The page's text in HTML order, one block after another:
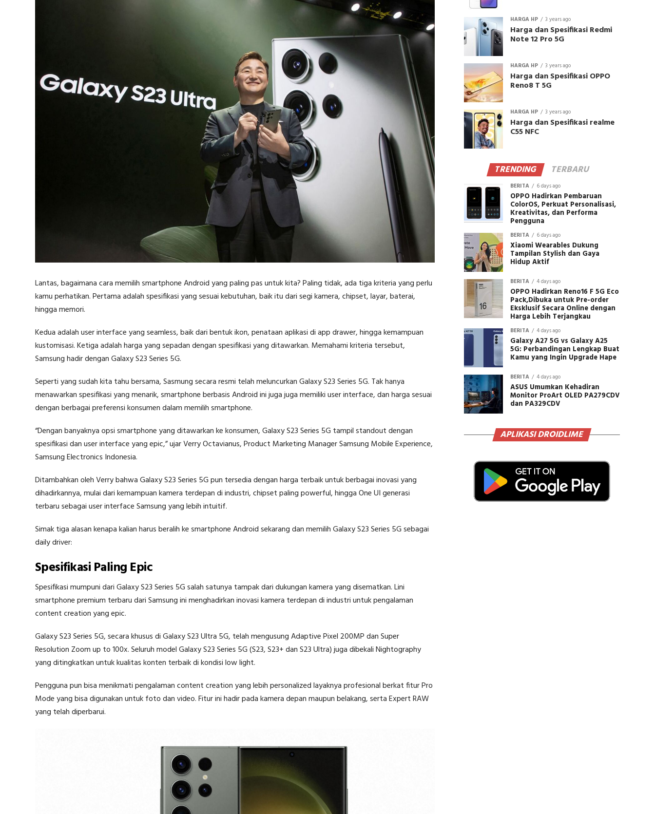
Lantas, bagaimana cara memilih smartphone Android yang paling pas untuk kita? Paling tidak, ada tiga kriteria yang perlu
kamu perhatikan. Pertama adalah spesifikasi yang sesuai kebutuhan, baik itu dari segi kamera, chipset, layar, baterai,
hingga memori.
Kedua adalah user interface yang seamless, baik dari bentuk ikon, penataan aplikasi di app drawer, hingga kemampuan
kustomisasi. Ketiga adalah harga yang sepadan dengan spesifikasi yang ditawarkan. Memahami kriteria tersebut,
Samsung hadir dengan Galaxy S23 Series 5G.
Seperti yang sudah kita tahu bersama, Sasmung secara resmi telah meluncurkan Galaxy S23 Series 5G. Tak hanya
menawarkan spesifikasi yang menarik, smartphone berbasis Android ini juga juga memiliki user interface, dan harga sesuai
dengan berbagai preferensi konsumen dalam memilih smartphone.
“Dengan banyaknya opsi smartphone yang ditawarkan ke konsumen, Galaxy S23 Series 5G tampil standout dengan
spesifikasi dan user interface yang epic,” ujar Verry Octavianus, Product Marketing Manager Samsung Mobile Experience,
Samsung Electronics Indonesia.
Ditambahkan oleh Verry bahwa Galaxy S23 Series 5G pun tersedia dengan harga terbaik untuk berbagai inovasi yang
dihadirkannya, mulai dari kemampuan kamera terdepan di industri, chipset paling powerful, hingga One UI generasi
terbaru sebagai user interface Samsung yang lebih intuitif.
Simak tiga alasan kenapa kalian harus beralih ke smartphone Android sekarang dan memilih Galaxy S23 Series 5G sebagai
daily driver:
Spesifikasi Paling Epic
Spesifikasi mumpuni dari Galaxy S23 Series 5G salah satunya tampak dari dukungan kamera yang disematkan. Lini
smartphone premium terbaru dari Samsung ini menghadirkan inovasi kamera terdepan di industri untuk pengalaman
content creation yang epic.
Galaxy S23 Series 5G, secara khusus di Galaxy S23 Ultra 5G, telah mengusung Adaptive Pixel 200MP dan Super
Resolution Zoom up to 100x. Seluruh model Galaxy S23 Series 5G (S23, S23+ dan S23 Ultra) juga dibekali Nightography
yang ditingkatkan untuk kualitas konten terbaik di kondisi low light.
Pengguna pun bisa menikmati pengalaman content creation yang lebih personalized layaknya profesional berkat fitur Pro
Mode yang bisa digunakan untuk foto dan video. Fitur ini hadir pada kamera depan maupun belakang, serta Expert RAW
yang telah diperbarui.
HARGA HP 3 years ago
Harga dan Spesifikasi Redmi
Note 12 Pro 5G
HARGA HP 3 years ago
Harga dan Spesifikasi OPPO
Reno8 T 5G
HARGA HP 3 years ago
Harga dan Spesifikasi realme
C55 NFC
TRENDING TERBARU
BERITA 6 days ago
OPPO Hadirkan Pembaruan
ColorOS, Perkuat Personalisasi,
Kreativitas, dan Performa
Pengguna
BERITA 6 days ago
Xiaomi Wearables Dukung
Tampilan Stylish dan Gaya
Hidup Aktif
BERITA 4 days ago
OPPO Hadirkan Reno16 F 5G Eco
Pack,Dibuka untuk Pre-order
Eksklusif Secara Online dengan
Harga Lebih Terjangkau
BERITA 4 days ago
Galaxy A27 5G vs Galaxy A25
5G: Perbandingan Lengkap Buat
Kamu yang Ingin Upgrade Hape
BERITA 4 days ago
ASUS Umumkan Kehadiran
Monitor ProArt OLED PA279CDV
dan PA329CDV
APLIKASI DROIDLIME